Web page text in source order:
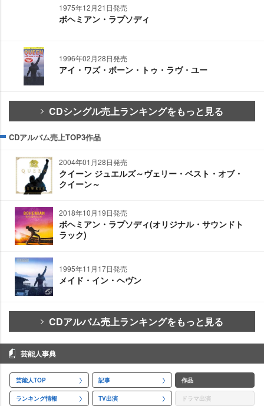
1975年12月21日発売
ボヘミアン・ラプソディ
1996年02月28日発売
アイ・ワズ・ボーン・トゥ・ラヴ・ユー
CDシングル売上ランキングをもっと見る
CDアルバム売上TOP3作品
2004年01月28日発売
クイーン ジュエルズ～ヴェリー・ベスト・オブ・
クイーン～
2018年10月19日発売
ボヘミアン・ラプソディ(オリジナル・サウンドト
ラック)
1995年11月17日発売
メイド・イン・ヘヴン
CDアルバム売上ランキングをもっと見る
芸能人事典
芸能人TOP 記事 作品
ランキング情報 TV出演 ドラマ出演